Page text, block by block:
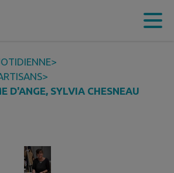
>
>
D'ANGE, SYLVIA CHESNEAU